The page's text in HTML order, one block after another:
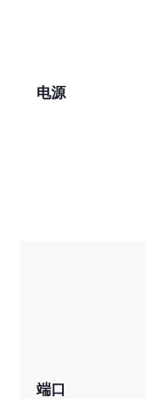
电源
端口